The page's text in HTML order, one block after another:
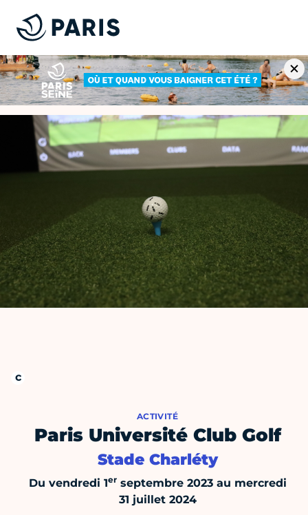
ACTIVITÉ
Paris Université Club Golf
Stade Charléty
Du vendredi 1erseptembre 2023 au mercredi
31 juillet 2024